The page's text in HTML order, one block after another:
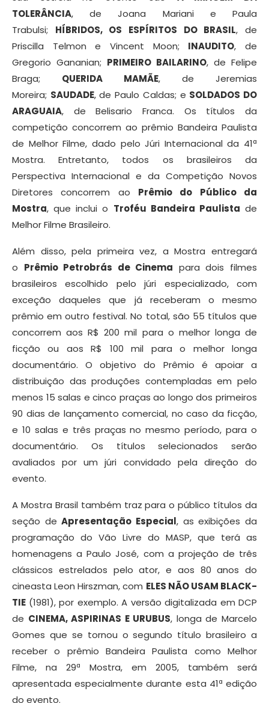
TOLERÂNCIA, de Joana Mariani e Paula
Trabulsi; HÍBRIDOS, OS ESPÍRITOS DO BRASIL, de
Priscilla Telmon e Vincent Moon; INAUDITO, de
Gregorio Gananian; PRIMEIRO BAILARINO, de Felipe
Braga; QUERIDA MAMÃE, de Jeremias
Moreira; SAUDADE, de Paulo Caldas; e SOLDADOS DO
ARAGUAIA, de Belisario Franca. Os títulos da
competição concorrem ao prêmio Bandeira Paulista
de Melhor Filme, dado pelo Júri Internacional da 41ª
Mostra. Entretanto, todos os brasileiros da
Perspectiva Internacional e da Competição Novos
Diretores concorrem ao Prêmio do Público da
Mostra, que inclui o Troféu Bandeira Paulista de
Melhor Filme Brasileiro.
Além disso, pela primeira vez, a Mostra entregará
o Prêmio Petrobrás de Cinema para dois filmes
brasileiros escolhido pelo júri especializado, com
exceção daqueles que já receberam o mesmo
prêmio em outro festival. No total, são 55 títulos que
concorrem aos R$ 200 mil para o melhor longa de
ficção ou aos R$ 100 mil para o melhor longa
documentário. O objetivo do Prêmio é apoiar a
distribuição das produções contempladas em pelo
menos 15 salas e cinco praças ao longo dos primeiros
90 dias de lançamento comercial, no caso da ficção,
e 10 salas e três praças no mesmo período, para o
documentário. Os títulos selecionados serão
avaliados por um júri convidado pela direção do
evento.
A Mostra Brasil também traz para o público títulos da
seção deApresentação Especial, as exibições da
programação do Vão Livre do MASP, que terá as
homenagens a Paulo José, com a projeção de três
clássicos estrelados pelo ator, e aos 80 anos do
cineasta Leon Hirszman, com ELES NÃO USAM BLACK-
TIE (1981), por exemplo. A versão digitalizada em DCP
de CINEMA, ASPIRINAS E URUBUS, longa de Marcelo
Gomes que se tornou o segundo título brasileiro a
receber o prêmio Bandeira Paulista como Melhor
Filme, na 29ª Mostra, em 2005, também será
apresentada especialmente durante esta 41ª edição
do evento.